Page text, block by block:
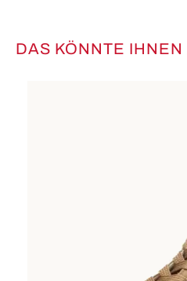
Produktgalerie überspringen
DAS KÖNNTE